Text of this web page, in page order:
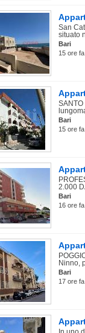
San
situato
Bari
15 ore
Bari
15 ore
2.000
Bari
16 ore
Ninno,
Bari
17 ore